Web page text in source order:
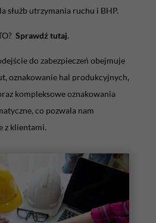
służb utrzymania ruchu i BHP.
Sprawdź tutaj.
do zabezpieczeń obejmuje
oznakowanie hal produkcyjnych,
kompleksowe oznakowania
co pozwala nam
z klientami.